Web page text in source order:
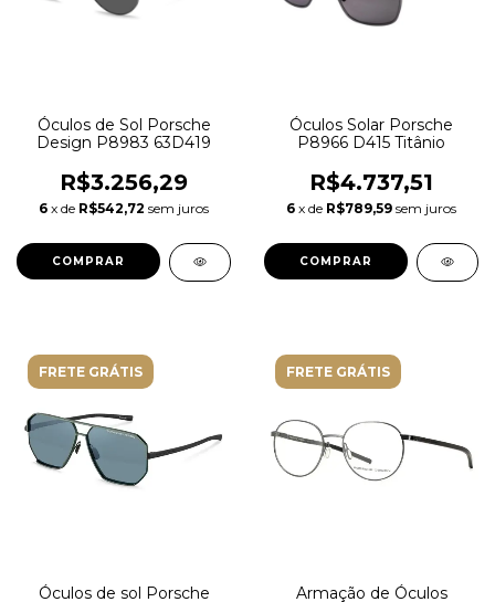
Óculos de Sol Porsche
Design P8983 63D419
R$3.256,29
6 x de R$542,72 sem juros
Óculos Solar Porsche
P8966 D415 Titânio
R$4.737,51
6 x de R$789,59 sem juros
FRETE GRÁTIS
Óculos de sol Porsche
FRETE GRÁTIS
Armação de Óculos